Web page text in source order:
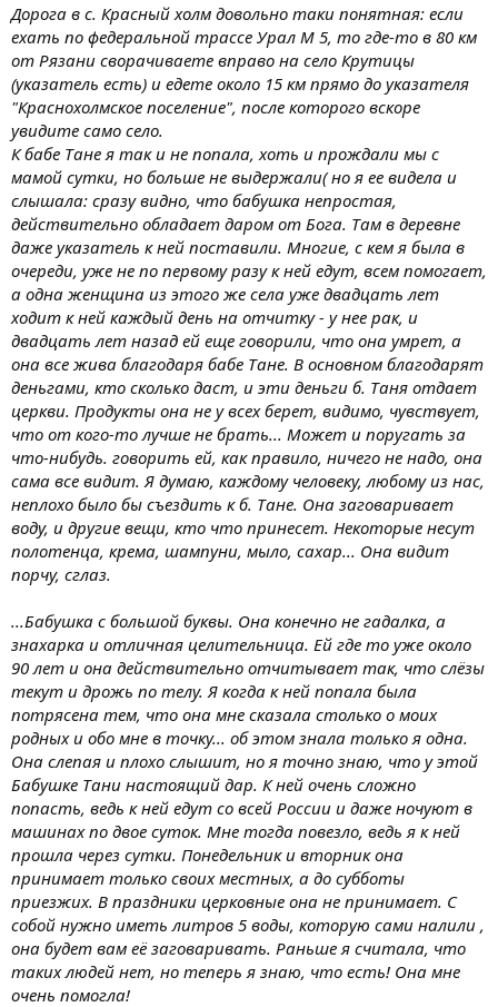
Дорога в с. Красный холм довольно таки понятная: если
ехать по федеральной трассе Урал М 5, то где-то в 80 км
от Рязани сворачиваете вправо на село Крутицы
(указатель есть) и едете около 15 км прямо до указателя
"Краснохолмское поселение", после которого вскоре
увидите само село.
К бабе Тане я так и не попала, хоть и прождали мы с
мамой сутки, но больше не выдержали( но я ее видела и
слышала: сразу видно, что бабушка непростая,
действительно обладает даром от Бога. Там в деревне
даже указатель к ней поставили. Многие, с кем я была в
очереди, уже не по первому разу к ней едут, всем помогает,
а одна женщина из этого же села уже двадцать лет
ходит к ней каждый день на отчитку - у нее рак, и
двадцать лет назад ей еще говорили, что она умрет, а
она все жива благодаря бабе Тане. В основном благодарят
деньгами, кто сколько даст, и эти деньги б. Таня отдает
церкви. Продукты она не у всех берет, видимо, чувствует,
что от кого-то лучше не брать... Может и поругать за
что-нибудь. говорить ей, как правило, ничего не надо, она
сама все видит. Я думаю, каждому человеку, любому из нас,
неплохо было бы съездить к б. Тане. Она заговаривает
воду, и другие вещи, кто что принесет. Некоторые несут
полотенца, крема, шампуни, мыло, сахар... Она видит
порчу, сглаз.
...Бабушка с большой буквы. Она конечно не гадалка, а
знахарка и отличная целительница. Ей где то уже около
90 лет и она действительно отчитывает так, что слёзы
текут и дрожь по телу. Я когда к ней попала была
потрясена тем, что она мне сказала столько о моих
родных и обо мне в точку... об этом знала только я одна.
Она слепая и плохо слышит, но я точно знаю, что у этой
Бабушке Тани настоящий дар. К ней очень сложно
попасть, ведь к ней едут со всей России и даже ночуют в
машинах по двое суток. Мне тогда повезло, ведь я к ней
прошла через сутки. Понедельник и вторник она
принимает только своих местных, а до субботы
приезжих. В праздники церковные она не принимает. С
собой нужно иметь литров 5 воды, которую сами налили ,
она будет вам её заговаривать. Раньше я считала, что
таких людей нет, но теперь я знаю, что есть! Она мне
очень помогла!